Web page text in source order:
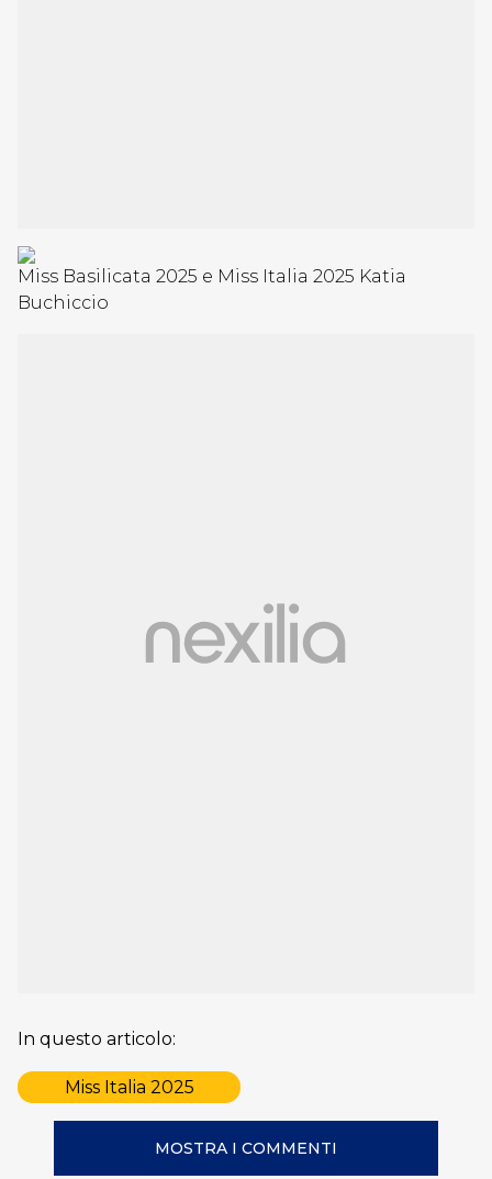
Miss Basilicata 2025 e Miss Italia 2025 Katia
Buchiccio
In questo articolo:
Miss Italia 2025
MOSTRA I COMMENTI